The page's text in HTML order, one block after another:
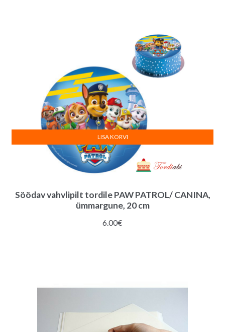
Söödav vahvlipilt tordile PAW PATROL/ CANINA,
ümmargune, 20 cm
6.00€
LISA KORVI